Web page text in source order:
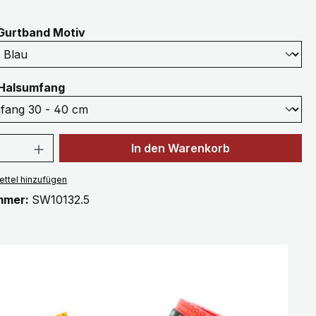
Motivauswählen
auswählen
Anzahl: Gib den gewünschten Wert
In den Warenkorb
hinzufügen
SW10132.5